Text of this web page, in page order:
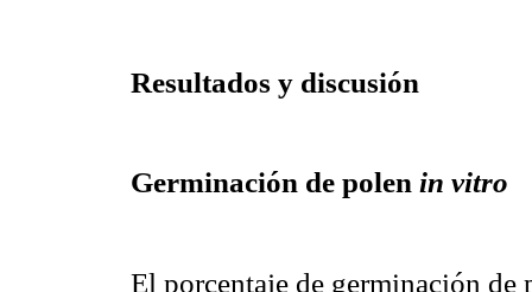
Resultados y discusión
Germinación de polen in vitro
El porcentaje de germinación de